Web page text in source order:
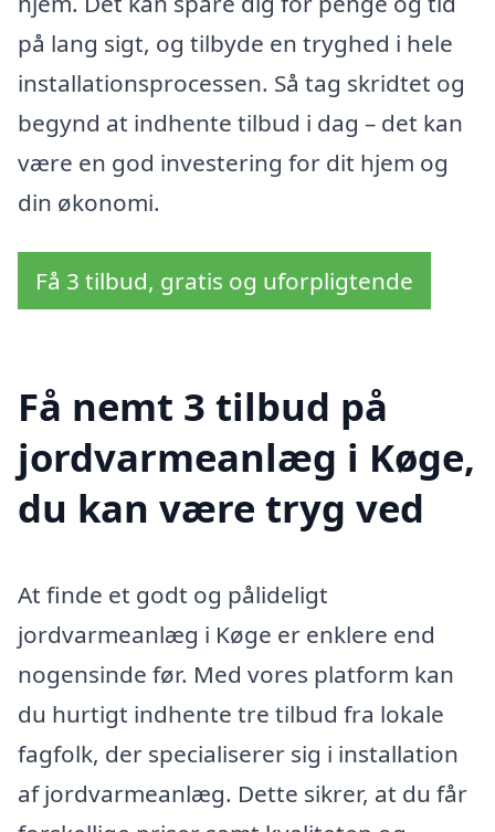
på lang sigt, og tilbyde en tryghed i hele
installationsprocessen. Så tag skridtet og
begynd at indhente tilbud i dag – det kan
være en god investering for dit hjem og
din økonomi.
Få 3 tilbud, gratis og uforpligtende
Få nemt 3 tilbud på
jordvarmeanlæg i Køge,
du kan være tryg ved
At finde et godt og pålideligt
jordvarmeanlæg i Køge er enklere end
nogensinde før. Med vores platform kan
du hurtigt indhente tre tilbud fra lokale
fagfolk, der specialiserer sig i installation
af jordvarmeanlæg. Dette sikrer, at du får